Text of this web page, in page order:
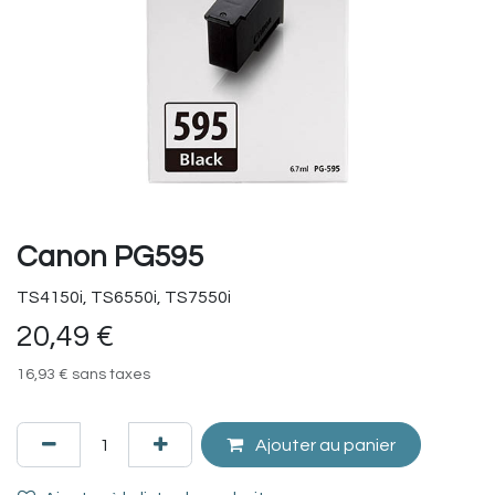
Canon PG595
TS4150i, TS6550i, TS7550i
20,49 €
16,93 € sans taxes
Ajouter au panier